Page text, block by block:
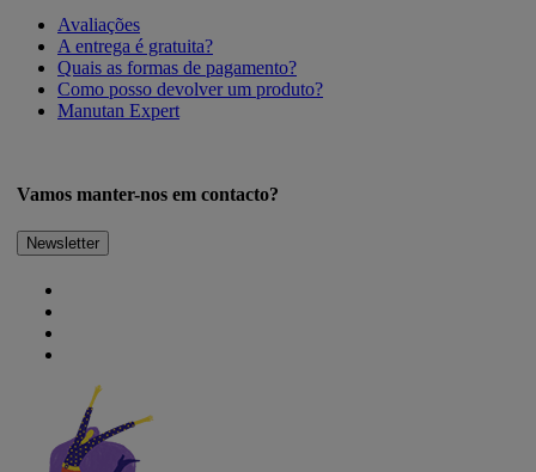
Avaliações
A entrega é gratuita?
Quais as formas de pagamento?
Como posso devolver um produto?
Manutan Expert
Vamos manter-nos em contacto?
Newsletter